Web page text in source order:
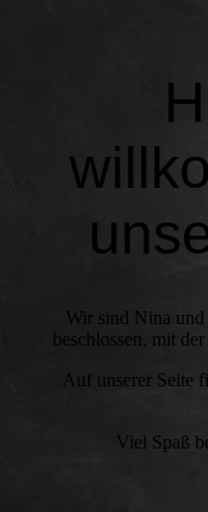
Wir sind Nina
beschlossen, mit
Auf unserer Seite
Viel Spaß